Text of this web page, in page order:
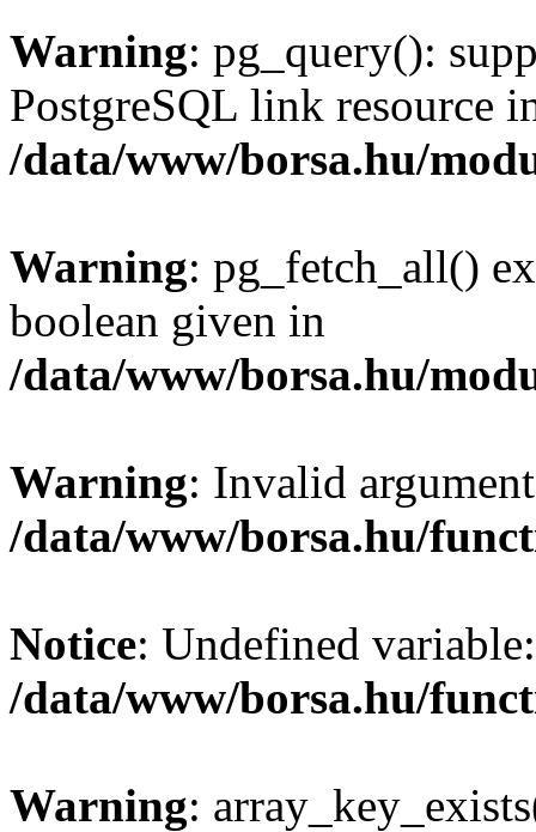
Warning: pg_query():
PostgreSQL link resource
/data/www/borsa.hu/
Warning: pg_fetch_all()
boolean given in
/data/www/borsa.hu/
Warning: Invalid
/data/www/borsa.hu/
Notice: Undefined
/data/www/borsa.hu/
Warning: